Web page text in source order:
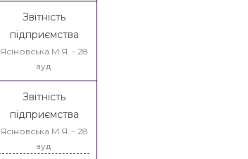
Звітність
підприємства
Ясіновська М.Я. - 28
ауд.
Звітність
підприємства
Ясіновська М.Я. - 28
ауд.